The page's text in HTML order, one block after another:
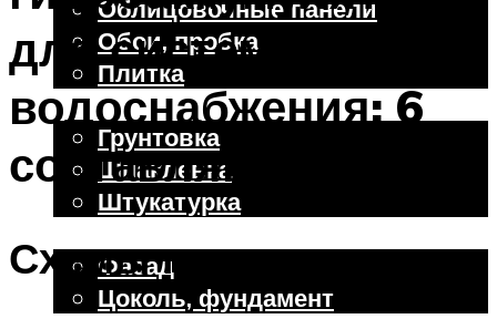
Облицовочные панели
Обои, пробка
Плитка
Отделочные работы
Грунтовка
Шпаклевка
Штукатурка
Фасад
Цоколь, фундамент
для систем
водоснабжения: 6
составляющих
Схемы подключения